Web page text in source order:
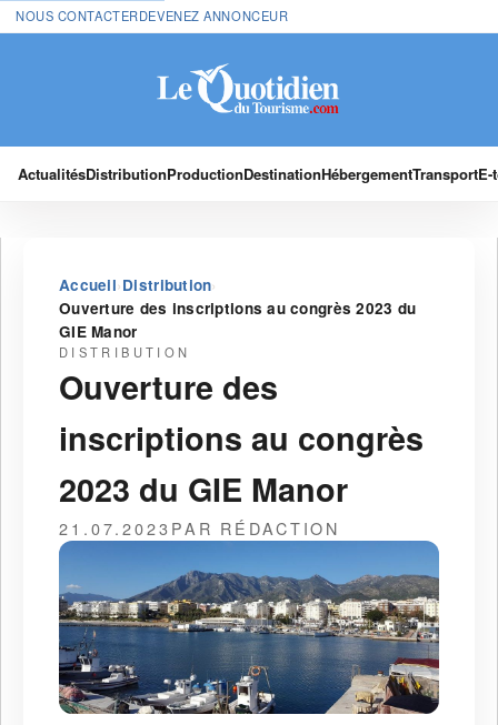
NOUS CONTACTERDEVENEZ ANNONCEUR
ActualitésDistributionProductionDestinationHébergementTransport
Accueil›Distribution›
Ouverture des inscriptions au congrès 2023 du
GIE Manor
DISTRIBUTION
Ouverture des
inscriptions au congrès
2023 du GIE Manor
21.07.2023PAR RÉDACTION